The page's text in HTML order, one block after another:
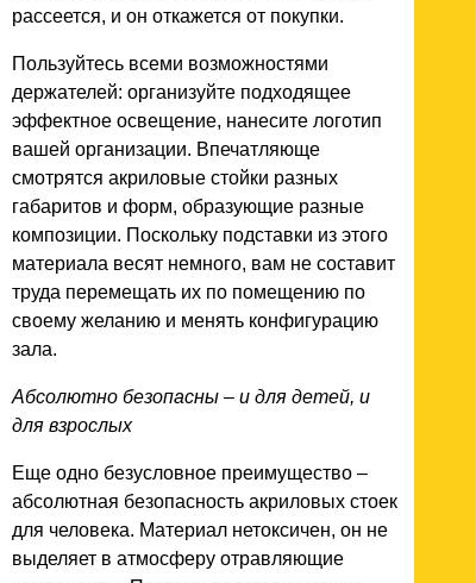
рассеется, и он откажется от покупки.
Пользуйтесь всеми возможностями
держателей: организуйте подходящее
эффектное освещение, нанесите логотип
вашей организации. Впечатляюще
смотрятся акриловые стойки разных
габаритов и форм, образующие разные
композиции. Поскольку подставки из этого
материала весят немного, вам не составит
труда перемещать их по помещению по
своему желанию и менять конфигурацию
зала.
Абсолютно безопасны – и для детей, и
для взрослых
Еще одно безусловное преимущество –
абсолютная безопасность акриловых стоек
для человека. Материал нетоксичен, он не
выделяет в атмосферу отравляющие